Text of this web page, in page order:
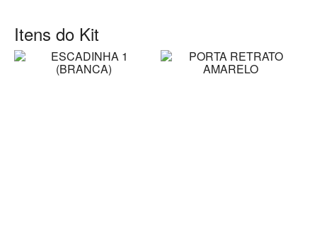
Itens do Kit